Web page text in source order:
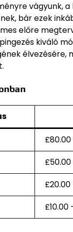
vágyunk, a
bár ezek
előre
kiváló
élvezésére,
£50.00
£10.00